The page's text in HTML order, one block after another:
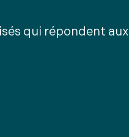
qui répondent aux